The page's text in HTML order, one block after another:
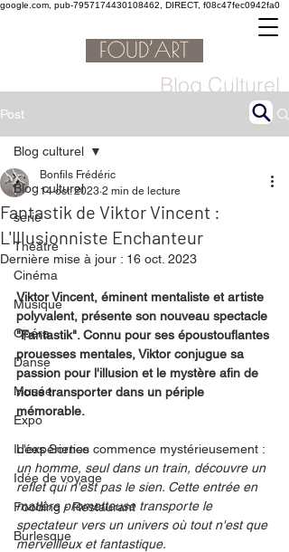
google.com, pub-7957174430108462, DIRECT, f08c47fec0942fa0
Blog Culturel
Post
Blog culturel
serie
Théâtre
Cinéma
Musique
Opéra
Danse
Musée
Expo
Idées Sorties
Idée de voyage
Fooding - Restaurant
Burlesque
Blog culturel
Fantastik de Viktor Vincent :
L'Illusionniste Enchanteur
Bonfils Frédéric
14 oct. 2023 2 min de lecture
Dernière mise à jour : 16 oct. 2023
Viktor Vincent, éminent mentaliste et artiste
polyvalent, présente son nouveau spectacle
"Fantastik". Connu pour ses époustouflantes
prouesses mentales, Viktor conjugue sa
passion pour l'illusion et le mystère afin de
nous transporter dans un périple
mémorable.
L'expérience commence mystérieusement :
un homme, seul dans un train, découvre un
reflet qui n'est pas le sien. Cette entrée en
matière prometteuse transporte le
spectateur vers un univers où tout n'est que
merveilleux et fantastique.